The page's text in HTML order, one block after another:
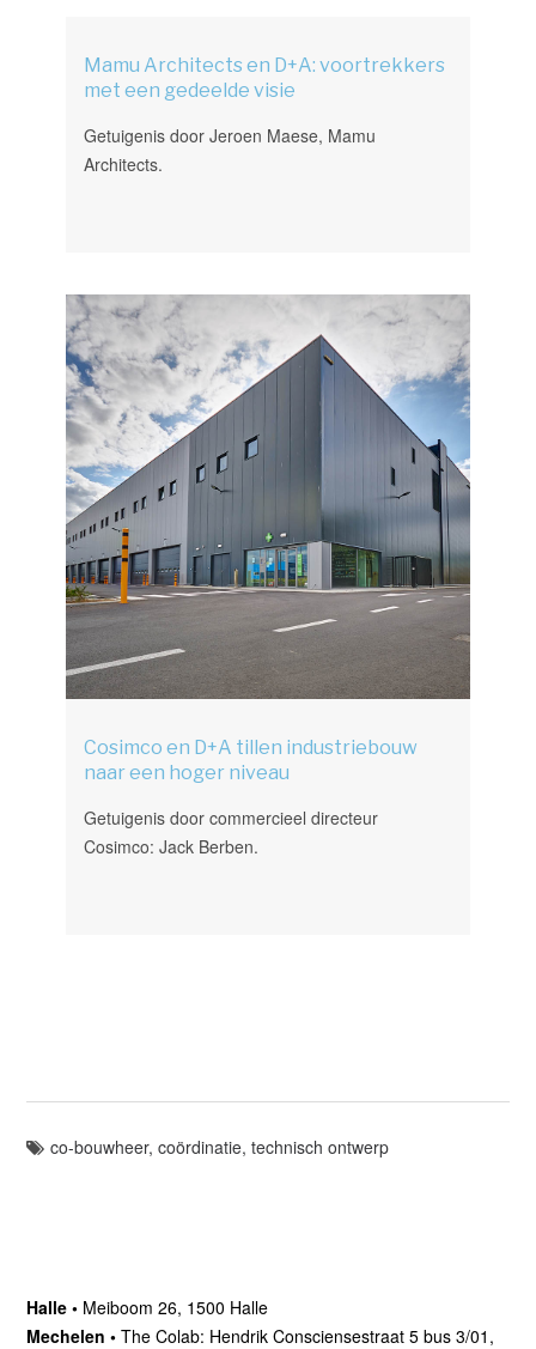
Mamu Architects en D+A: voortrekkers
met een gedeelde visie
Getuigenis door Jeroen Maese, Mamu
Architects.
Cosimco en D+A tillen industriebouw
naar een hoger niveau
Getuigenis door commercieel directeur
Cosimco: Jack Berben.
co-bouwheer,coördinatie,technisch ontwerp
Halle • Meiboom 26, 1500 Halle
Mechelen •The Colab: Hendrik Consciensestraat 5 bus 3/01,